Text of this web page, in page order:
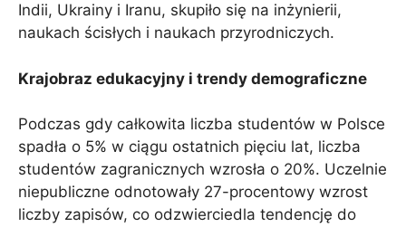
Indii, Ukrainy i Iranu, skupiło się na inżynierii,
naukach ścisłych i naukach przyrodniczych.
Krajobraz edukacyjny i trendy demograficzne
Podczas gdy całkowita liczba studentów w Polsce
spadła o 5% w ciągu ostatnich pięciu lat, liczba
studentów zagranicznych wzrosła o 20%. Uczelnie
niepubliczne odnotowały 27-procentowy wzrost
liczby zapisów, co odzwierciedla tendencję do